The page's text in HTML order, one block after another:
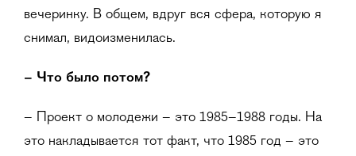
вечеринку. В общем, вдруг вся сфера, которую я
снимал, видоизменилась.
– Что было потом?
– Проект о молодежи – это 1985–1988 годы. На
это накладывается тот факт, что 1985 год – это